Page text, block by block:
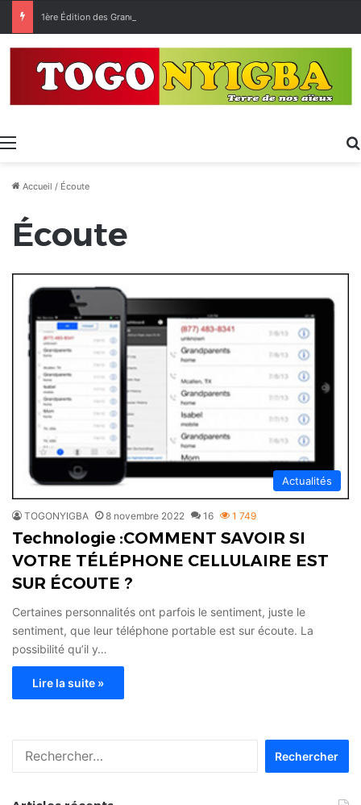
Menu
Accueil / Écoute
Écoute
Actualités
TOGONYIGBA 8 novembre 2022 16 1 749
Technologie :COMMENT SAVOIR SI
VOTRE TÉLÉPHONE CELLULAIRE EST
SUR ÉCOUTE ?
Certaines personnalités ont parfois le sentiment, juste le
sentiment, que leur téléphone portable est sur écoute. La
possibilité qu’il y…
Lire la suite »